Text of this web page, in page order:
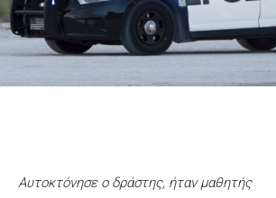
Αυτοκτόνησε ο δράστης, ήταν μαθητής